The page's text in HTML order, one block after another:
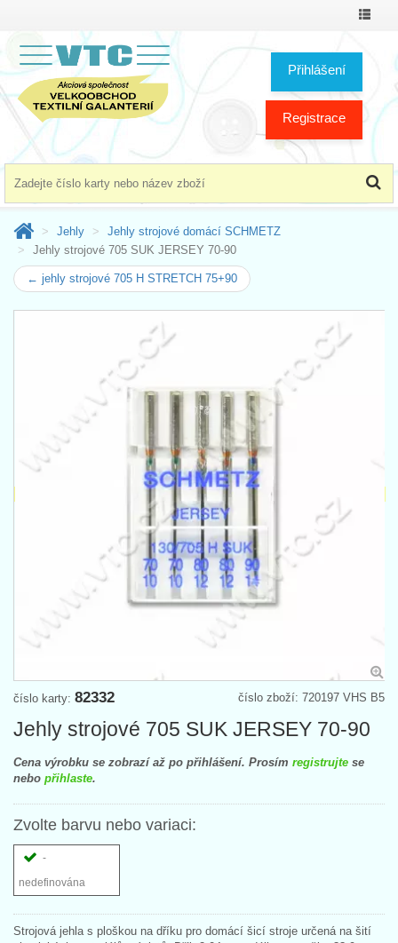
Přihlášení
Registrace
Jehly
Jehly strojové domácí SCHMETZ
Jehly strojové 705 SUK JERSEY 70-90
← jehly strojové 705 H STRETCH 75+90
číslo zboží: 720197 VHS B5
číslo karty: 82332
Jehly strojové 705 SUK JERSEY 70-90
Cena výrobku se zobrazí až po přihlášení. Prosím registrujte se
nebo přihlaste.
Zvolte barvu nebo variaci:
-
nedefinována
Strojová jehla s ploškou na dříku pro domácí šicí stroje určená na šití